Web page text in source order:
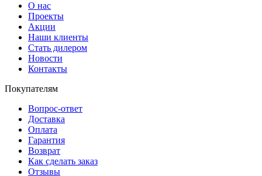
О нас
Проекты
Акции
Наши клиенты
Стать дилером
Новости
Контакты
Покупателям
Вопрос-ответ
Доставка
Оплата
Гарантия
Возврат
Как сделать заказ
Отзывы